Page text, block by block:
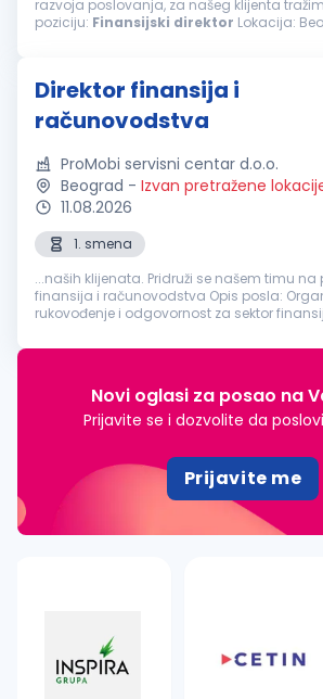
razvoja poslovanja, za našeg klijenta
poziciju: Finansijski direktor Lokacija:
Direktor finansija i
računovodstva
ProMobi servisni centar d.o.o.
Beograd - Izvan pretražene
11.08.2026
1. smena
...naših klijenata. Pridruži se našem timu na
finansija i računovodstva Opis posla: Organizovanje,
rukovođenje i odgovornost za sektor
program...
Novi oglasi za posao na
Prijavite se i dozvolite da
Prijavite me